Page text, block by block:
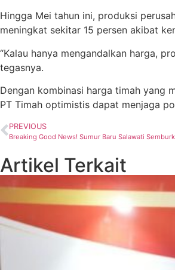
Hingga Mei tahun ini, produksi
meningkat sekitar 15 persen akibat
“Kalau hanya mengandalkan harga,
tegasnya.
Dengan kombinasi harga timah yang
PT Timah optimistis dapat menjaga
PREVIOUS
Breaking Good News! Sumur Baru Salawati
Artikel Terkait